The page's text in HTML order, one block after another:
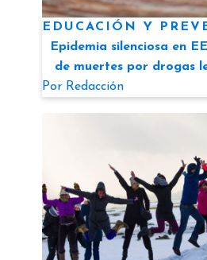
EDUCACIÓN Y
Epidemia silenciosa en
de muertes por drogas
Por Redacción